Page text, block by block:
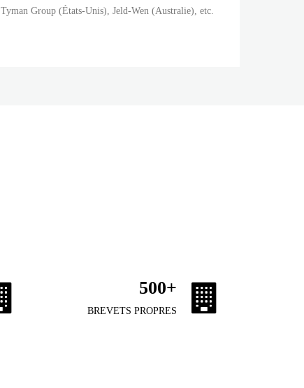
Tyman Group (États-Unis), Jeld-Wen (Australie), etc.
500+
BREVETS PROPRES